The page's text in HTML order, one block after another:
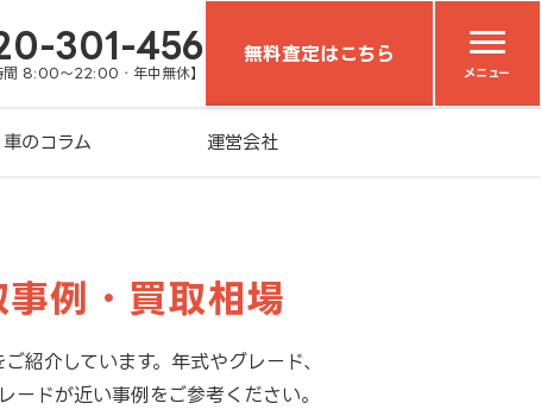
301-456
間 8:00～22:00・年中無休】
無料査定はこちら
メニュー
車のコラム 運営会社
例・買取相場
紹介しています。年式やグレード、
ドが近い事例をご参考ください。